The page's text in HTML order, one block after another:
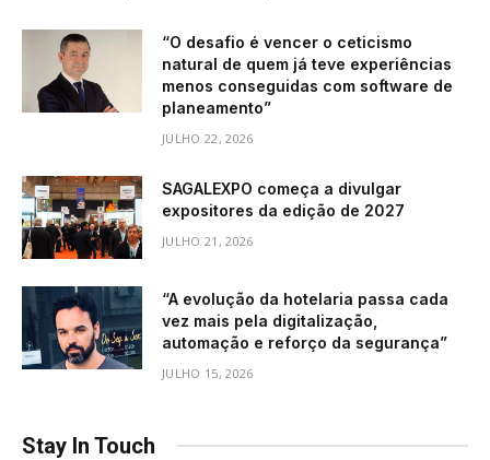
“O desafio é vencer o ceticismo
natural de quem já teve experiências
menos conseguidas com software de
planeamento”
JULHO 22, 2026
SAGALEXPO começa a divulgar
expositores da edição de 2027
JULHO 21, 2026
“A evolução da hotelaria passa cada
vez mais pela digitalização,
automação e reforço da segurança”
JULHO 15, 2026
Stay In Touch